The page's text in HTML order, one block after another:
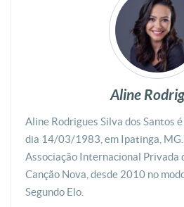
Aline
Aline Rodrigues Silva dos Santos
dia 14/03/1983, em Ipatinga, MG.
Associação Internacional Privada
Canção Nova, desde 2010 no
Segundo Elo.